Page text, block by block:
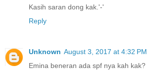
Kasih saran dong kak.'-'
Reply
Unknown August 3, 2017 at 4:32 PM
Emina beneran ada spf nya kah kak?